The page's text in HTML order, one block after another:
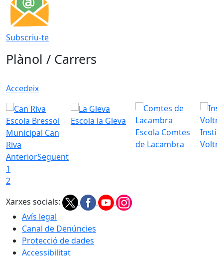
Subscriu-te
Plànol / Carrers
Accedeix
Escola Bressol
Municipal Can
Riva
Escola la Gleva
Escola Comtes
de Lacambra
AnteriorSegüent
1
2
Xarxes socials:
Avís legal
Canal de Denúncies
Protecció de dades
Accessibilitat